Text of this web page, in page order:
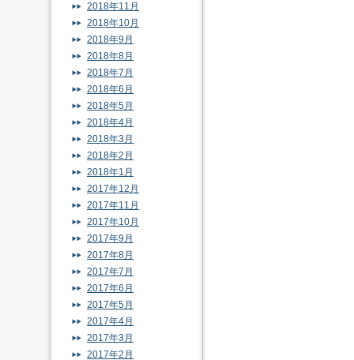
2018年11月
2018年10月
2018年9月
2018年8月
2018年7月
2018年6月
2018年5月
2018年4月
2018年3月
2018年2月
2018年1月
2017年12月
2017年11月
2017年10月
2017年9月
2017年8月
2017年7月
2017年6月
2017年5月
2017年4月
2017年3月
2017年2月